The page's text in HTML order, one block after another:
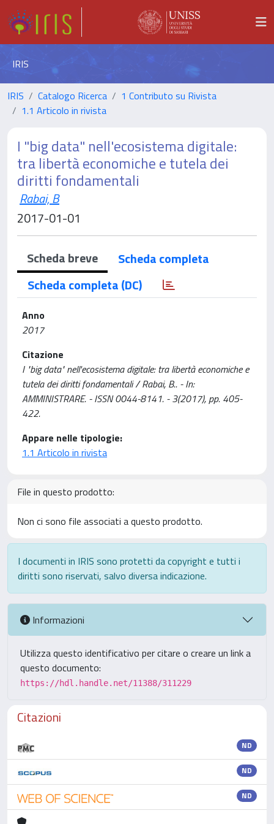
IRIS
IRIS Catalogo Ricerca
1 Contributo su Rivista
1.1 Articolo in rivista
I "big data" nell'ecosistema digitale:
tra libertà economiche e tutela dei
diritti fondamentali
Rabai, B
2017-01-01
Scheda breve
Scheda completa
Scheda completa (DC)
Anno
2017
Citazione
I "big data" nell'ecosistema digitale: tra libertà economiche e
tutela dei diritti fondamentali / Rabai, B.. - In:
AMMINISTRARE. - ISSN 0044-8141. - 3(2017), pp. 405-
422.
Appare nelle tipologie:
1.1 Articolo in rivista
File in questo prodotto:
Non ci sono file associati a questo prodotto.
I documenti in IRIS sono protetti da copyright e tutti i
diritti sono riservati, salvo diversa indicazione.
Informazioni
Utilizza questo identificativo per citare o creare un link a
questo documento:
https://hdl.handle.net/11388/311229
Citazioni
ND
ND
ND